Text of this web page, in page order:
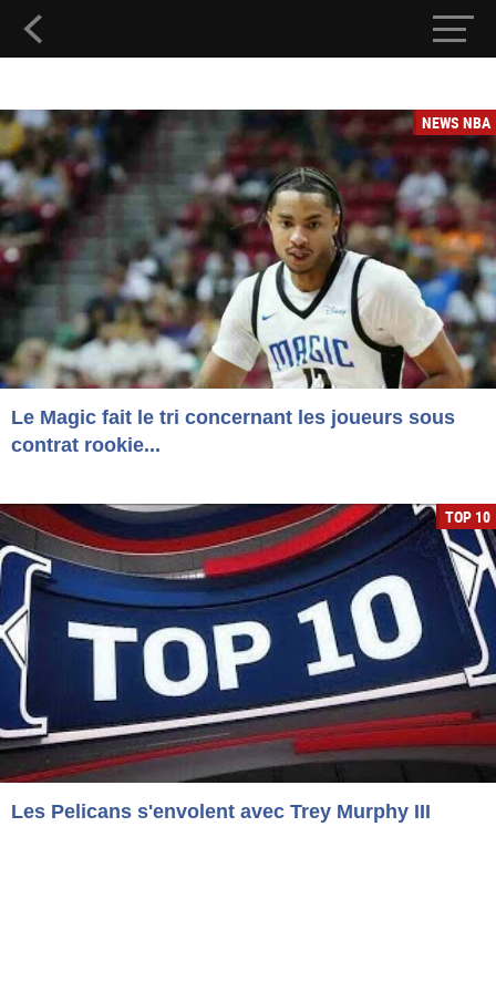
NEWS NBA
Le Magic fait le tri concernant les joueurs sous
contrat rookie...
TOP 10
Les Pelicans s'envolent avec Trey Murphy III